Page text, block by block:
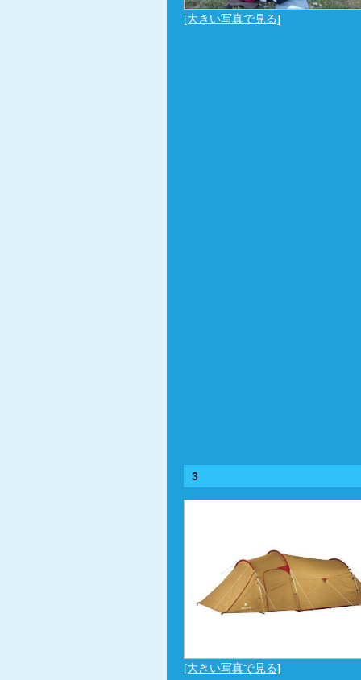
[大きい写真で見る]
3
[大きい写真で見る]